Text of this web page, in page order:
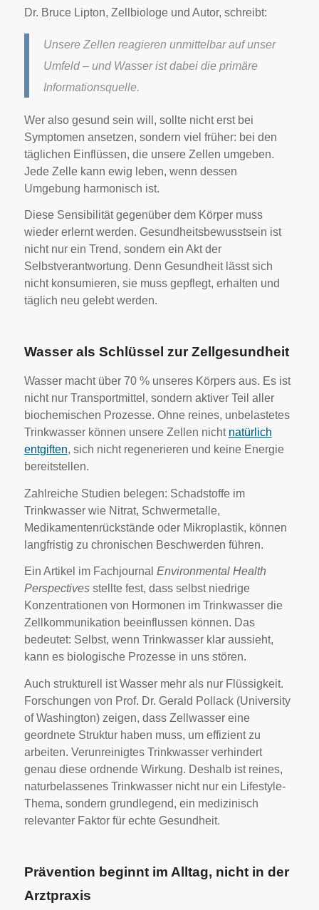
Dr. Bruce Lipton, Zellbiologe und Autor, schreibt:
Unsere Zellen reagieren unmittelbar auf unser
Umfeld – und Wasser ist dabei die primäre
Informationsquelle.
Wer also gesund sein will, sollte nicht erst bei
Symptomen ansetzen, sondern viel früher: bei den
täglichen Einflüssen, die unsere Zellen umgeben.
Jede Zelle kann ewig leben, wenn dessen
Umgebung harmonisch ist.
Diese Sensibilität gegenüber dem Körper muss
wieder erlernt werden. Gesundheitsbewusstsein ist
nicht nur ein Trend, sondern ein Akt der
Selbstverantwortung. Denn Gesundheit lässt sich
nicht konsumieren, sie muss gepflegt, erhalten und
täglich neu gelebt werden.
Wasser als Schlüssel zur Zellgesundheit
Wasser macht über 70 % unseres Körpers aus. Es ist
nicht nur Transportmittel, sondern aktiver Teil aller
biochemischen Prozesse. Ohne reines, unbelastetes
Trinkwasser können unsere Zellen nicht natürlich
entgiften, sich nicht regenerieren und keine Energie
bereitstellen.
Zahlreiche Studien belegen: Schadstoffe im
Trinkwasser wie Nitrat, Schwermetalle,
Medikamentenrückstände oder Mikroplastik, können
langfristig zu chronischen Beschwerden führen.
Ein Artikel im Fachjournal Environmental Health
Perspectivesstellte fest, dass selbst niedrige
Konzentrationen von Hormonen im Trinkwasser die
Zellkommunikation beeinflussen können. Das
bedeutet: Selbst, wenn Trinkwasser klar aussieht,
kann es biologische Prozesse in uns stören.
Auch strukturell ist Wasser mehr als nur Flüssigkeit.
Forschungen von Prof. Dr. Gerald Pollack (University
of Washington) zeigen, dass Zellwasser eine
geordnete Struktur haben muss, um effizient zu
arbeiten. Verunreinigtes Trinkwasser verhindert
genau diese ordnende Wirkung. Deshalb ist reines,
naturbelassenes Trinkwasser nicht nur ein Lifestyle-
Thema, sondern grundlegend, ein medizinisch
relevanter Faktor für echte Gesundheit.
Prävention beginnt im Alltag, nicht in der
Arztpraxis